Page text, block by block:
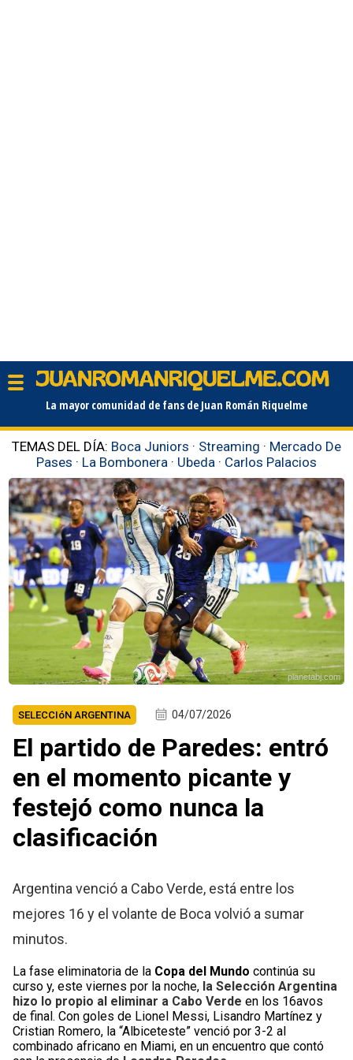
La mayor comunidad de fans de Juan Román Riquelme
TEMAS DEL DÍA: Boca Juniors · Streaming · Mercado De
Pases · La Bombonera · Ubeda · Carlos Palacios
planetabj.com
SELECCIóN ARGENTINA 04/07/2026
El partido de Paredes: entró
en el momento picante y
festejó como nunca la
clasificación
Argentina venció a Cabo Verde, está entre los
mejores 16 y el volante de Boca volvió a sumar
minutos.
La fase eliminatoria de la Copa del Mundo continúa su
curso y, este viernes por la noche, la Selección Argentina
hizo lo propio al eliminar a Cabo Verde en los 16avos
de final. Con goles de Lionel Messi, Lisandro Martínez y
Cristian Romero, la “Albiceteste” venció por 3-2 al
combinado africano en Miami, en un encuentro que contó